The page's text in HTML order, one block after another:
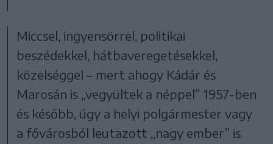
Miccsel, ingyensörrel, politikai
beszédekkel, hátbaveregetésekkel,
közelséggel – mert ahogy Kádár és
Marosán is „vegyültek a néppel” 1957-ben
és később, úgy a helyi polgármester vagy
a fővárosból leutazott „nagy ember” is